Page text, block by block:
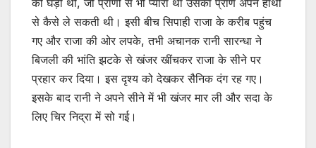
से कैसे ले सकती थी। इसी बीच सिपाही राजा के करीब पहुंच
गए और राजा की ओर लपके, तभी अचानक रानी सारन्धा ने
बिजली की भांति झटके से खंजर खींचकर राजा के सीने पर
प्रहार कर दिया। इस दृश्य को देखकर सैनिक दंग रह गए।
इसके बाद रानी ने अपने सीने में भी खंजर मार ली और सदा के
लिए चिर निद्रा में सो गई।